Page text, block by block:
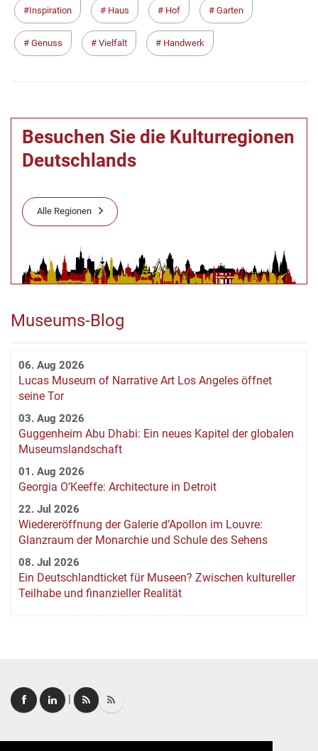
Inspiration Haus Hof Garten
Genuss Vielfalt Handwerk
Besuchen Sie die Kulturregionen
Deutschlands
Alle Regionen
Museums-Blog
06. Aug 2026
Lucas Museum of Narrative Art Los Angeles öffnet
seine Tor
03. Aug 2026
Guggenheim Abu Dhabi: Ein neues Kapitel der globalen
Museumslandschaft
01. Aug 2026
Georgia O’Keeffe: Architecture in Detroit
22. Jul 2026
Wiedereröffnung der Galerie d’Apollon im Louvre:
Glanzraum der Monarchie und Schule des Sehens
08. Jul 2026
Ein Deutschlandticket für Museen? Zwischen kultureller
Teilhabe und finanzieller Realität
|